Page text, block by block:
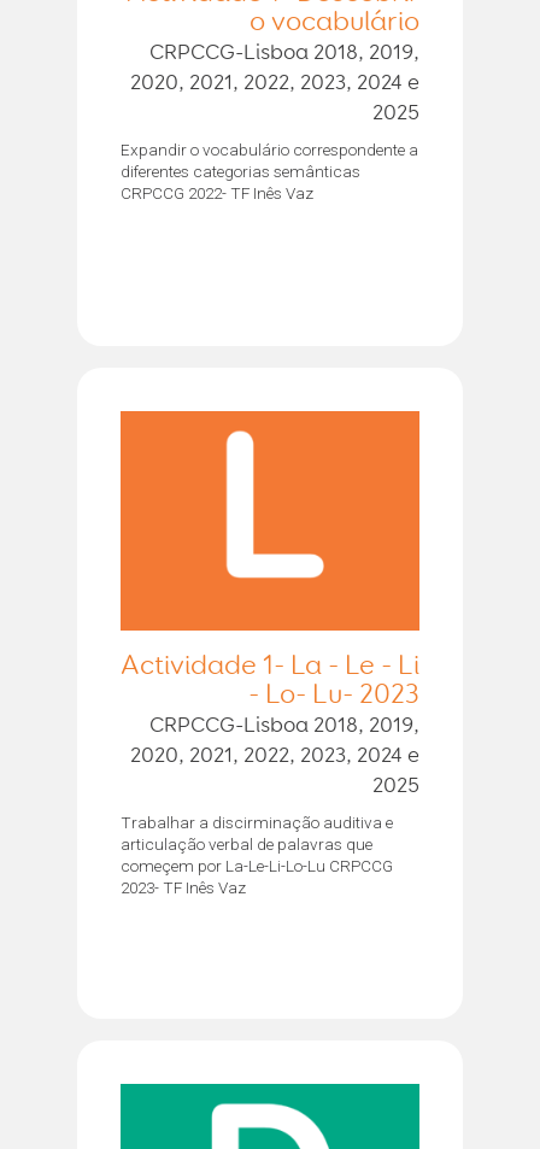
o vocabulário
CRPCCG-Lisboa 2018, 2019,
2020, 2021, 2022, 2023, 2024 e
2025
Expandir o vocabulário correspondente a
diferentes categorias semânticas
CRPCCG 2022- TF Inês Vaz
Actividade 1- La - Le - Li
- Lo- Lu- 2023
CRPCCG-Lisboa 2018, 2019,
2020, 2021, 2022, 2023, 2024 e
2025
Trabalhar a discirminação auditiva e
articulação verbal de palavras que
começem por La-Le-Li-Lo-Lu CRPCCG
2023- TF Inês Vaz